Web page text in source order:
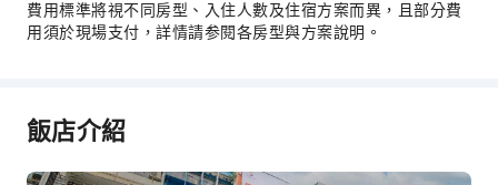
費用標準將視不同房型、入住人數及住宿方案而異，且部分費
用須於現場支付，詳情請参閱各房型與方案說明。
飯店介紹